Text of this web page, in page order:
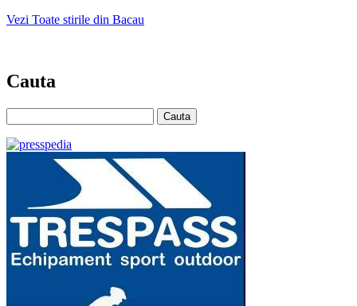
Vezi Toate stirile din Bacau
Cauta